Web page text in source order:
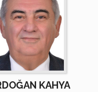
KAHYA